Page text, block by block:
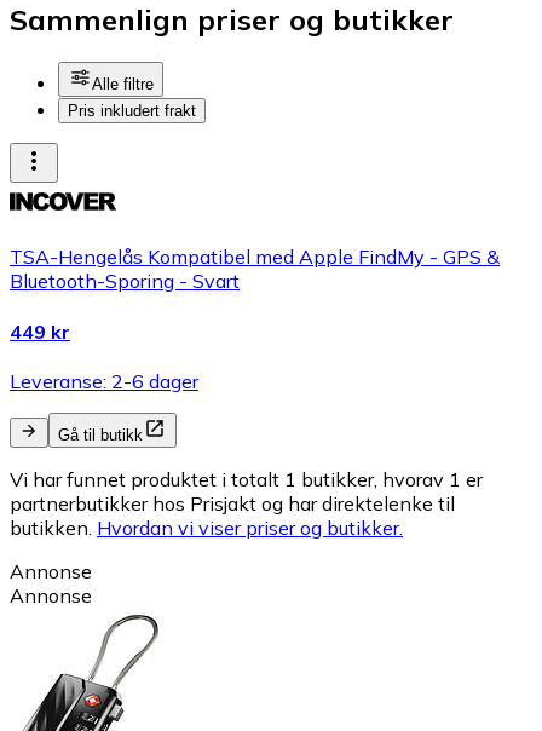
Sammenlign priser og butikker
Alle filtre
Pris inkludert frakt
TSA-Hengelås Kompatibel med Apple FindMy - GPS &
Bluetooth-Sporing - Svart
449 kr
Leveranse: 2-6 dager
Gå til butikk
Vi har funnet produktet i totalt 1 butikker, hvorav 1 er
partnerbutikker hos Prisjakt og har direktelenke til
butikken. Hvordan vi viser priser og butikker.
Annonse
Annonse